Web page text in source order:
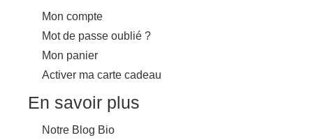
Mon compte
Mot de passe oublié ?
Mon panier
Activer ma carte cadeau
En savoir plus
Notre Blog Bio